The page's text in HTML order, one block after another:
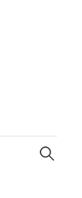
Suchen
nach: